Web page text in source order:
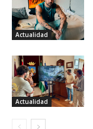
Actualidad
Actualidad